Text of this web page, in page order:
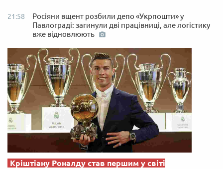
21:58
Росіяни вщент розбили депо «Укрпошти» у
Павлограді: загинули дві працівниці, але логістику
вже відновлюють
Кріштіану Роналду став першим у світі